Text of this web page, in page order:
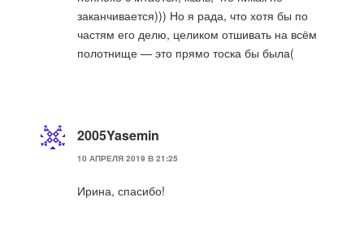
заканчивается))) Но я рада, что хотя бы по
частям его делю, целиком отшивать на всём
полотнище — это прямо тоска бы была(
2005Yasemin
10 АПРЕЛЯ 2019 В 21:25
Ирина, спасибо!